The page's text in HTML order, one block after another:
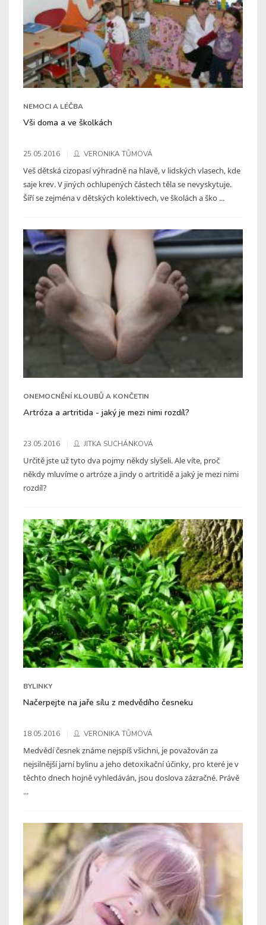
NEMOCI A LÉČBA
Vši doma a ve školkách
25.05.2016 VERONIKA TŮMOVÁ
Veš dětská cizopasí výhradně na hlavě, v lidských vlasech, kde
saje krev. V jiných ochlupených částech těla se nevyskytuje.
Šíří se zejména v dětských kolektivech, ve školách a ško ...
ONEMOCNĚNÍ KLOUBŮ A KONČETIN
Artróza a artritida - jaký je mezi nimi rozdíl?
23.05.2016 JITKA SUCHÁNKOVÁ
Určitě jste už tyto dva pojmy někdy slyšeli. Ale víte, proč
někdy mluvíme o artróze a jindy o artritidě a jaký je mezi nimi
rozdíl?
BYLINKY
Načerpejte na jaře sílu z medvědího česneku
18.05.2016 VERONIKA TŮMOVÁ
Medvědí česnek známe nejspíš všichni, je považován za
nejsilnější jarní bylinu a jeho detoxikační účinky, pro které je v
těchto dnech hojně vyhledáván, jsou doslova zázračné. Právě
...